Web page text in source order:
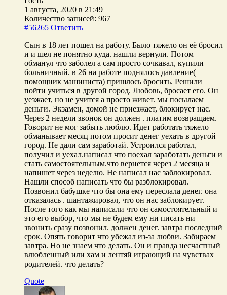
1 августа, 2020 в 21:49
Количество записей: 967
#56265 Ответить |
Сын в 18 лет пошел на работу. Было тяжело он её бросил
и и шел не понятно куда. нашли вернули. Потом
обманул что заболел а сам просто сочкавал, купили
больничный. в 26 на работе поднялось давление(
помощник машиниста) пришлось бросить. Решили
пойти учиться в другой город. Любовь, бросает его. Он
уезжает, но не учится а просто живет. мы посылаем
деньги. Экзамен, домой не приезжает, блокирует нас.
Через 2 недели звонок он должен . платим возвращаем.
Говорит не мог забыть люблю. Идет работать тяжело
обманывает месяц потом просит денег уехать в другой
город. Не дали сам заработай. Устроился работал,
получил и уехал.написал что поехал заработать деньги и
стать самостоятельным.что вернется через 2 месяца и
напишет через неделю. Не написал нас заблокировал.
Нашли способ написать что бы разблокировал.
Позвонил бабушке что бы она ему переслала денег. она
отказалась . шантажировал, что он нас заблокирует.
После того как мы написали что он самостоятельный и
это его выбор, что мы не будем ему ни писать ни
звонить сразу позвонил. должен денег. завтра последний
срок. Опять говорит что убежал из-за любви. Забираем
завтра. Но не знаем что делать. Он и правда несчастный
влюбленный или хам и лентяй играющий на чувствах
родителей. что делать?
Quote